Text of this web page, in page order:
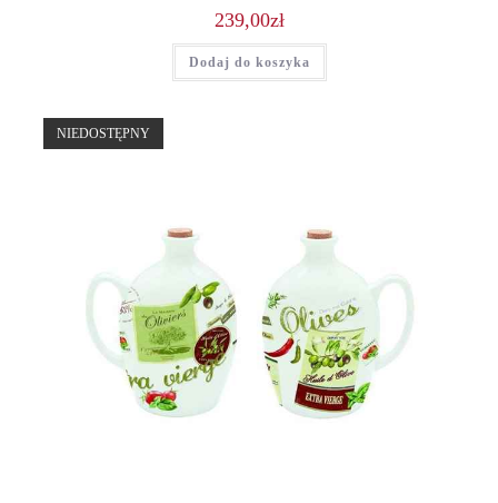
239,00zł
Dodaj do koszyka
NIEDOSTĘPNY